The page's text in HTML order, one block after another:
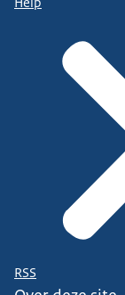
RSS